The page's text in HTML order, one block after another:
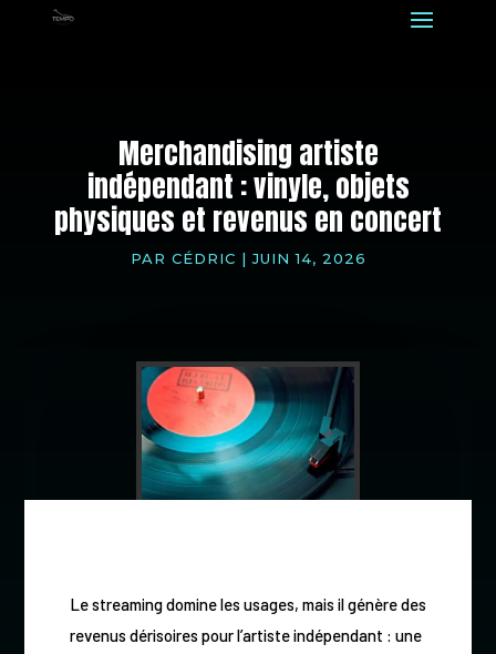
Merchandising artiste
indépendant : vinyle, objets
physiques et revenus en concert
PAR CÉDRIC |JUIN 14, 2026
Le streaming domine les usages, mais il génère des
revenus dérisoires pour l’artiste indépendant : une